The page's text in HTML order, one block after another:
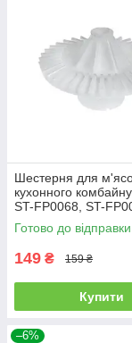
Шестерня для
кухонного
ST-FP0068, ST-
Готово до відправки
149 ₴ 159 ₴
Купити
–6%